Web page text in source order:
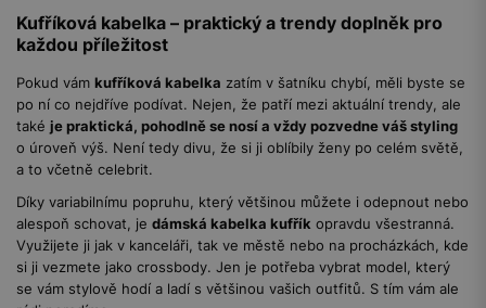
Kufříková kabelka – praktický a trendy doplněk pro
každou příležitost
Pokud vám kufříková kabelka zatím v šatníku chybí, měli byste se
po ní co nejdříve podívat. Nejen, že patří mezi aktuální trendy, ale
také je praktická, pohodlně se nosí a vždy pozvedne váš styling
o úroveň výš. Není tedy divu, že si ji oblíbily ženy po celém světě,
a to včetně celebrit.
Díky variabilnímu popruhu, který většinou můžete i odepnout nebo
alespoň schovat, je dámská kabelka kufřík opravdu všestranná.
Využijete ji jak v kanceláři, tak ve městě nebo na procházkách, kde
si ji vezmete jako crossbody. Jen je potřeba vybrat model, který
se vám stylově hodí a ladí s většinou vašich outfitů. S tím vám ale